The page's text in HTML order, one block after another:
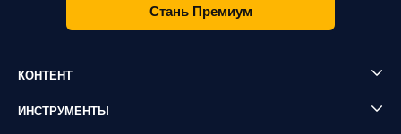
Стань Премиум
КОНТЕНТ
ИНСТРУМЕНТЫ